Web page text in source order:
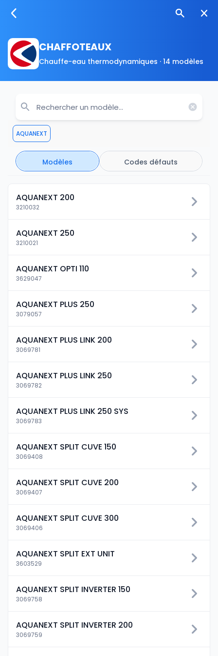
CHAFFOTEAUX
Chauffe-eau thermodynamiques · 14 modèles
AQUANEXT
Modèles Codes défauts
AQUANEXT 200
3210032
AQUANEXT 250
3210021
AQUANEXT OPTI 110
3629047
AQUANEXT PLUS 250
3079057
AQUANEXT PLUS LINK 200
3069781
AQUANEXT PLUS LINK 250
3069782
AQUANEXT PLUS LINK 250 SYS
3069783
AQUANEXT SPLIT CUVE 150
3069408
AQUANEXT SPLIT CUVE 200
3069407
AQUANEXT SPLIT CUVE 300
3069406
AQUANEXT SPLIT EXT UNIT
3603529
AQUANEXT SPLIT INVERTER 150
3069758
AQUANEXT SPLIT INVERTER 200
3069759